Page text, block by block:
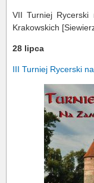
VII Turniej Rycerski
Krakowskich
28 lipca
III Turniej Rycerski